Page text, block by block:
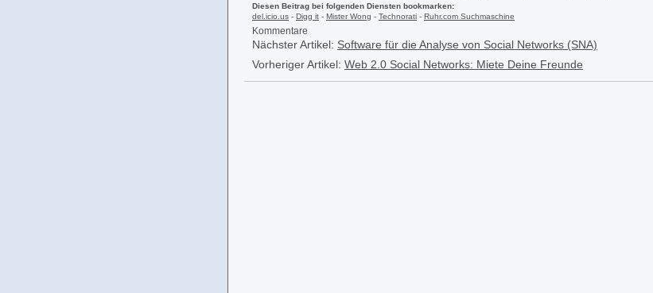
Diesen Beitrag bei folgenden Diensten bookmarken:
del.icio.us - Digg it - Mister Wong - Technorati - Ruhr.com Suchmaschine
Kommentare
Nächster Artikel: Software für die Analyse von Social Networks (SNA)
Vorheriger Artikel: Web 2.0 Social Networks: Miete Deine Freunde